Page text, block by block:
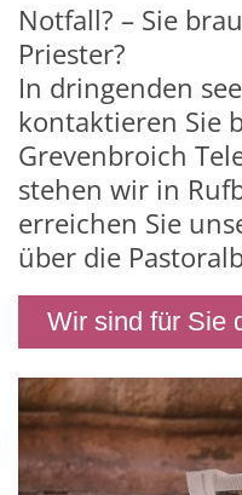
Notfall? – Sie
Priester?
In dringenden
kontaktieren Sie
Grevenbroich
stehen wir in
erreichen Sie
über die
Wir sind für Sie